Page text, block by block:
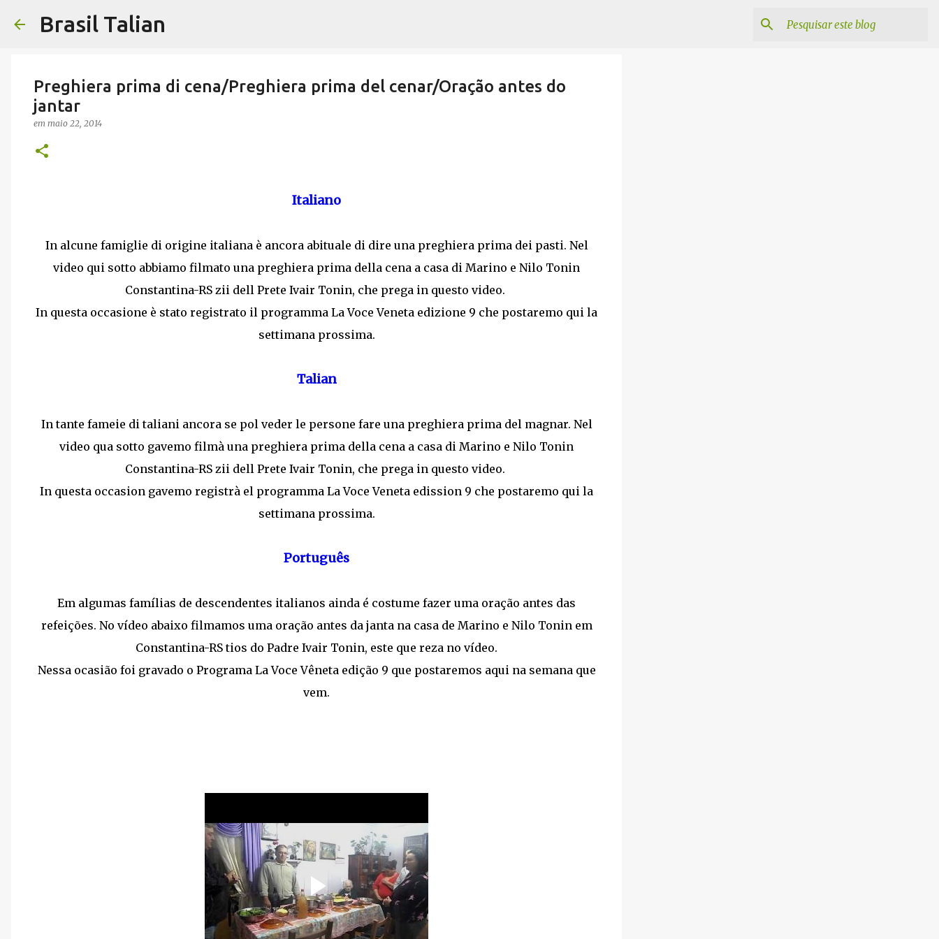
Brasil Talian
Preghiera prima di cena/Preghiera prima del cenar/Oração antes do
jantar
em maio 22, 2014
Italiano
In alcune famiglie di origine italiana è ancora abituale di dire una preghiera prima dei pasti. Nel
video qui sotto abbiamo filmato una preghiera prima della cena a casa di Marino e Nilo Tonin
Constantina-RS zii dell Prete Ivair Tonin, che prega in questo video.
In questa occasione è stato registrato il programma La Voce Veneta edizione 9 che postaremo qui la
settimana prossima.
Talian
In tante fameie di taliani ancora se pol veder le persone fare una preghiera prima del magnar. Nel
video qua sotto gavemo filmà una preghiera prima della cena a casa di Marino e Nilo Tonin
Constantina-RS zii dell Prete Ivair Tonin, che prega in questo video.
In questa occasion gavemo registrà el programma La Voce Veneta edission 9 che postaremo qui la
settimana prossima.
Português
Em algumas famílias de descendentes italianos ainda é costume fazer uma oração antes das
refeições. No vídeo abaixo filmamos uma oração antes da janta na casa de Marino e Nilo Tonin em
Constantina-RS tios do Padre Ivair Tonin, este que reza no vídeo.
Nessa ocasião foi gravado o Programa La Voce Vêneta edição 9 que postaremos aqui na semana que
vem.